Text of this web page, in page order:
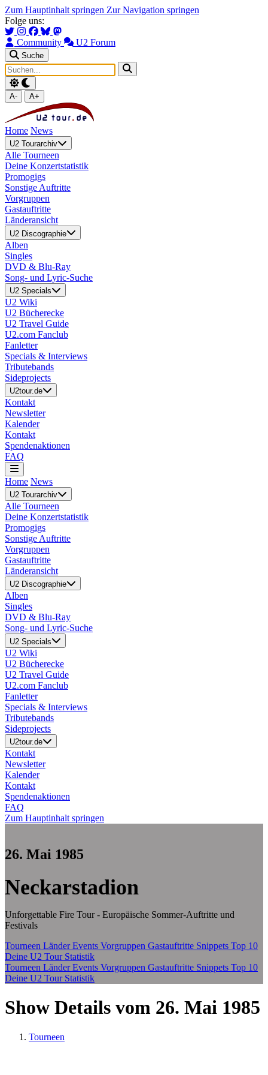
Zum Hauptinhalt springen Zur Navigation springen
Folge uns:
Community U2 Forum
Suche
A- A+
Home News
U2 Tourarchiv
Alle Tourneen
Deine Konzertstatistik
Promogigs
Sonstige Auftritte
Vorgruppen
Gastauftritte
Länderansicht
U2 Discographie
Alben
Singles
DVD & Blu-Ray
Song- und Lyric-Suche
U2 Specials
U2 Wiki
U2 Bücherecke
U2 Travel Guide
U2.com Fanclub
Fanletter
Specials & Interviews
Tributebands
Sideprojects
U2tour.de
Kontakt
Newsletter
Kalender
Kontakt
Spendenaktionen
FAQ
Home News
U2 Tourarchiv
Alle Tourneen
Deine Konzertstatistik
Promogigs
Sonstige Auftritte
Vorgruppen
Gastauftritte
Länderansicht
U2 Discographie
Alben
Singles
DVD & Blu-Ray
Song- und Lyric-Suche
U2 Specials
U2 Wiki
U2 Bücherecke
U2 Travel Guide
U2.com Fanclub
Fanletter
Specials & Interviews
Tributebands
Sideprojects
U2tour.de
Kontakt
Newsletter
Kalender
Kontakt
Spendenaktionen
FAQ
Zum Hauptinhalt springen
26. Mai 1985
Neckarstadion
Unforgettable Fire Tour - Europäische Sommer-Auftritte und
Festivals
Tourneen LänderEvents Vorgruppen Gastauftritte Snippets Top 10
Deine U2 Tour Statistik
Tourneen LänderEvents Vorgruppen Gastauftritte Snippets Top 10
Deine U2 Tour Statistik
Show Details vom 26. Mai 1985
Tourneen